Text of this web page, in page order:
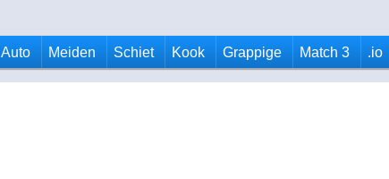
Auto Meiden Schiet Kook Grappige Match 3 .io